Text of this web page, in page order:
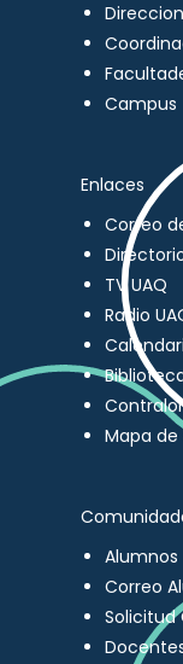
Campus
Enlaces
Correo
TV UAQ
Radio
Mapa de
Alumnos
Correo
Solicitud